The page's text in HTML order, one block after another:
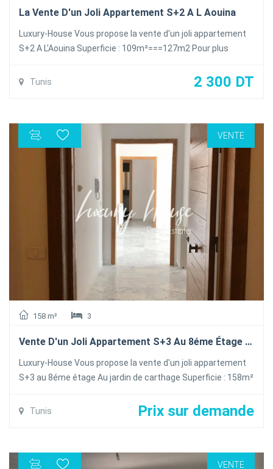
La Vente D'un Joli Appartement S+2 A L Aouina
Luxury-House Vous propose la vente d'un joli appartement
S+2 A L'Aouina Superficie : 109m²===127m2 Pour plus
Tunis
2 300 DT
VENTE
158 m² 3
Vente D'un Joli Appartement S+3 Au 8éme Étage Au Jardin De Carthage
Luxury-House Vous propose la vente d'un joli appartement
S+3 au 8éme étage Au jardin de carthage Superficie : 158m²
99 308 359/70 727 510
Tunis Prix sur demande
VENTE